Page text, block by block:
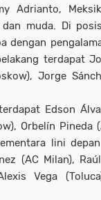
Adrianto,
muda. Di
dengan
terdapat
Jorge
Edson
Orbelín Pineda
lini
(AC Milan),
Vega